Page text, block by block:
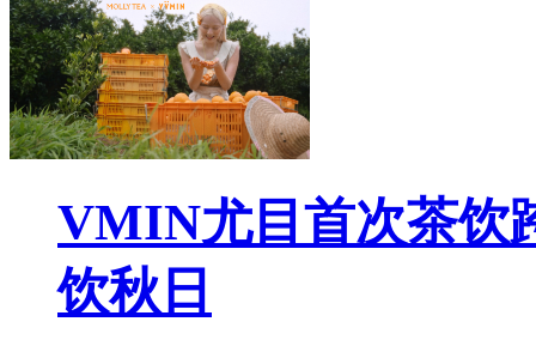
VMIN尤目首次茶饮
饮秋日